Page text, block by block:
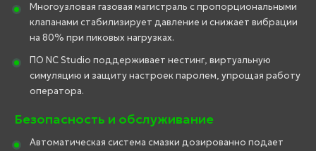
Многоузловая газовая магистраль с пропорциональными
клапанами стабилизирует давление и снижает вибрации
на 80% при пиковых нагрузках.
ПО NC Studio поддерживает нестинг, виртуальную
симуляцию и защиту настроек паролем, упрощая работу
оператора.
Безопасность и обслуживание
Автоматическая система смазки дозированно подает